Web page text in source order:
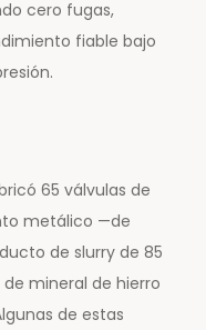
cero fugas,
fiable bajo
65 válvulas de
metálico —de
de slurry de 85
mineral de hierro
de estas